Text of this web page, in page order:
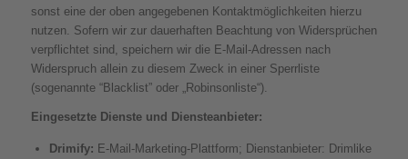
sonst eine der oben angegebenen Kontaktmöglichkeiten hierzu
nutzen. Sofern wir zur dauerhaften Beachtung von Widersprüchen
verpflichtet sind, speichern wir die E-Mail-Adressen nach
Widerspruch allein zu diesem Zweck in einer Sperrliste
(sogenannte “Blacklist” oder „Robinsonliste“).
Eingesetzte Dienste und Diensteanbieter:
Drimify: E-Mail-Marketing-Plattform; Dienstanbieter: Drimlike